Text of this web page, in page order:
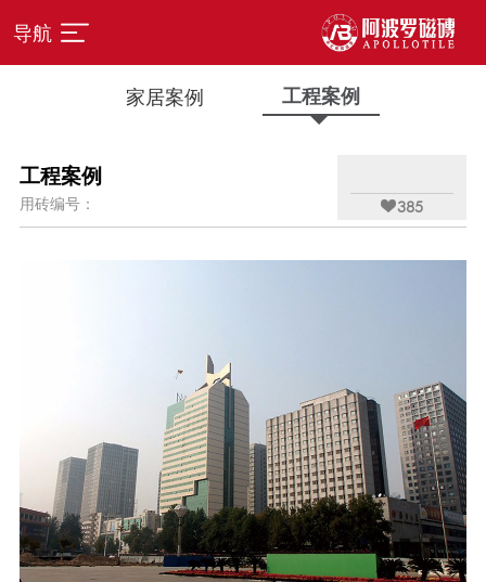
导航
家居案例 工程案例
工程案例
用砖编号： 385